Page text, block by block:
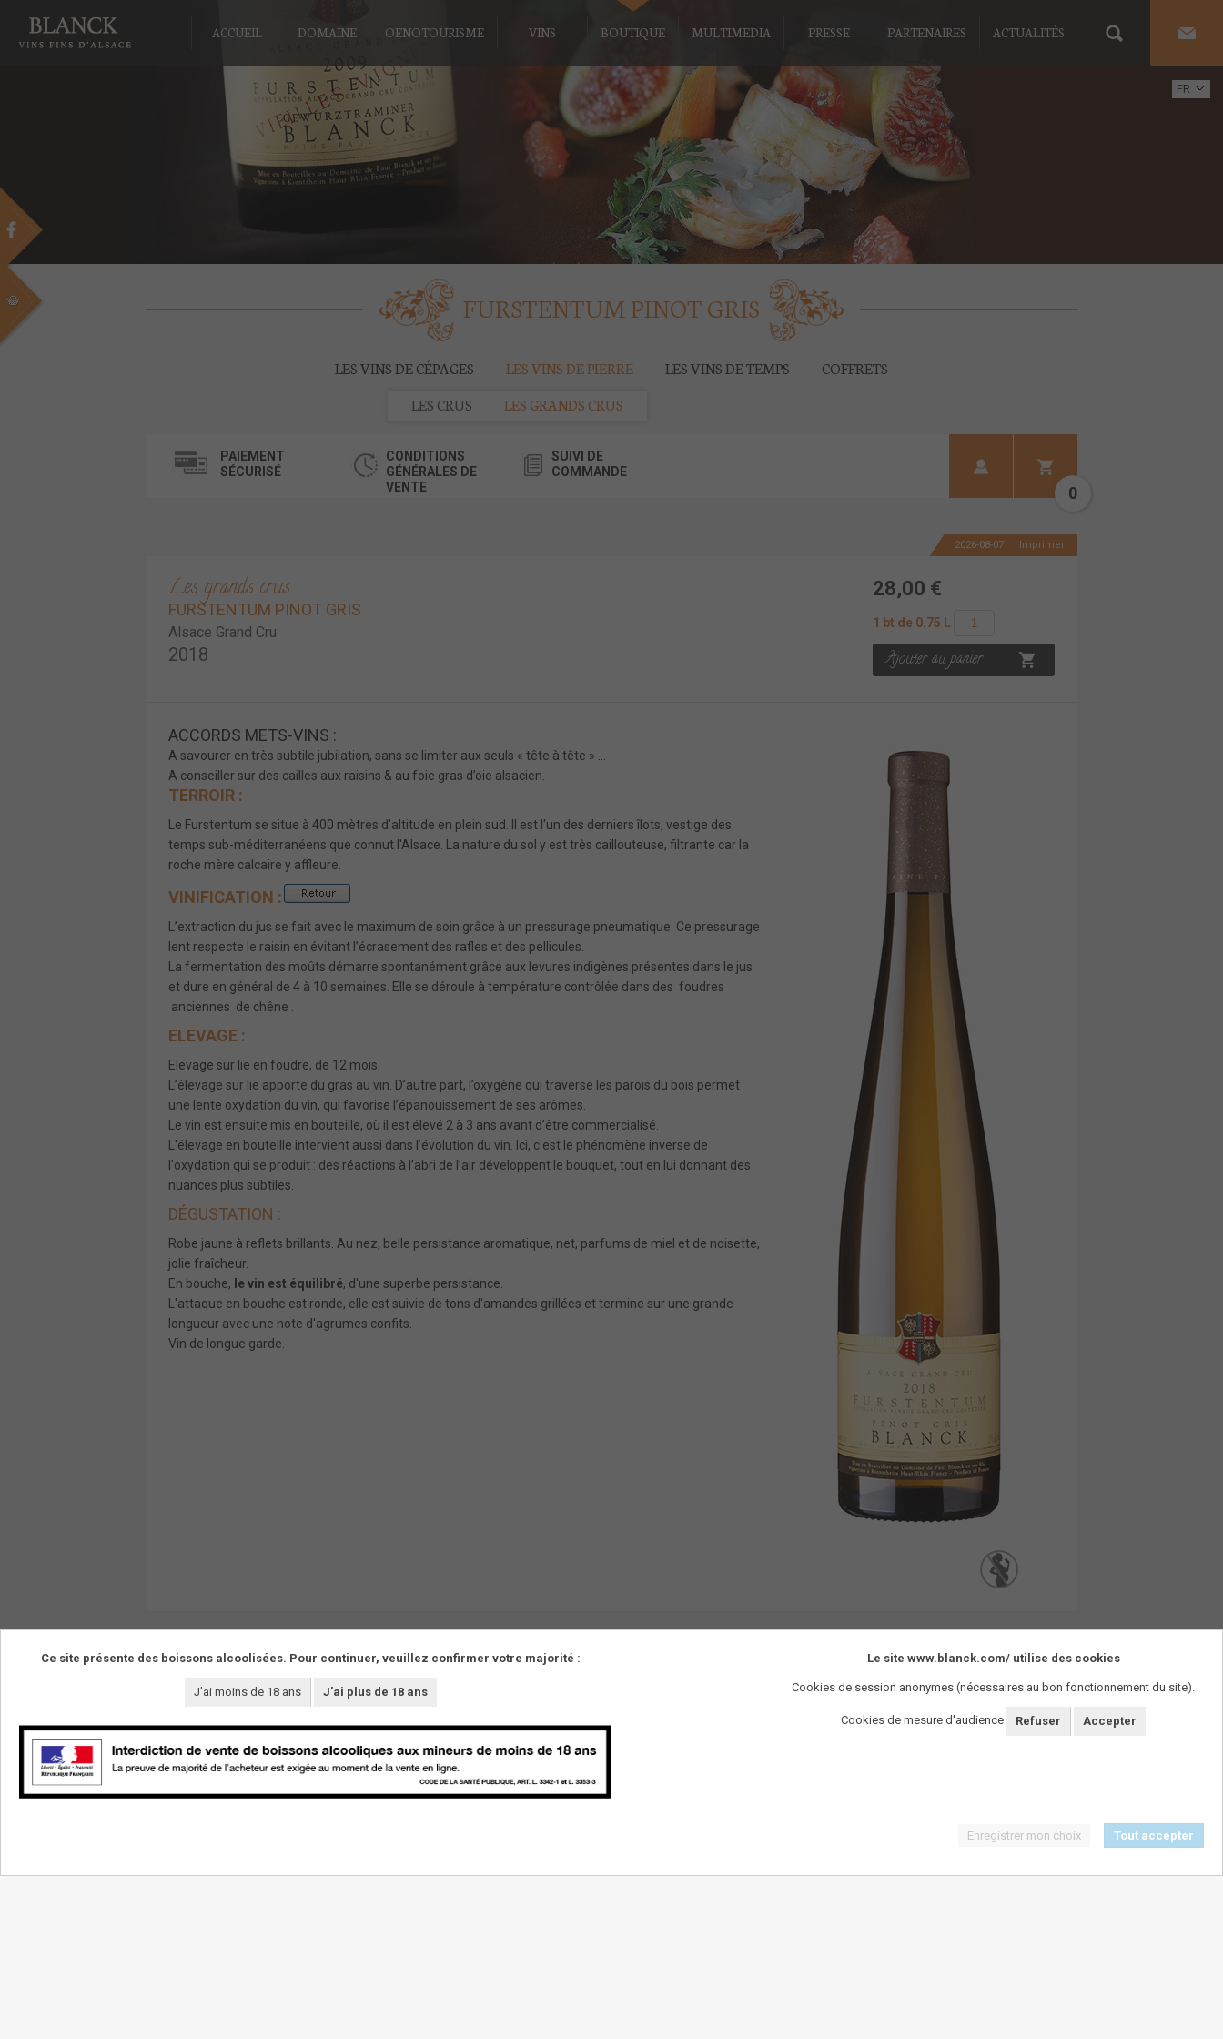
ACCUEIL DOMAINE OENOTOURISME VINS BOUTIQUE MULTIMEDIA PRESSE PARTENAIRES ACTUALITÉS
FR
FURSTENTUM PINOT GRIS
LES VINS DE CÉPAGES
LES VINS DE PIERRE
LES CRUS
LES GRANDS CRUS
LES VINS DE TEMPS COFFRETS
PAIEMENT
SÉCURISÉ
CONDITIONS
GÉNÉRALES DE
VENTE
SUIVI DE
COMMANDE
0
2026-08-07 Imprimer
Les grands crus
FURSTENTUM PINOT GRIS
Alsace Grand Cru
2018
28,00 €
1 bt de 0.75 L
ACCORDS METS-VINS :
A savourer en très subtile jubilation, sans se limiter aux seuls « tête à tête » …
A conseiller sur des cailles aux raisins & au foie gras d’oie alsacien.
TERROIR :
Le Furstentum se situe à 400 mètres d'altitude en plein sud. Il est l'un des derniers îlots, vestige des
temps sub-méditerranéens que connut l'Alsace. La nature du sol y est très caillouteuse, filtrante car la
roche mère calcaire y affleure.
VINIFICATION :
L’extraction du jus se fait avec le maximum de soin grâce à un pressurage pneumatique. Ce pressurage
lent respecte le raisin en évitant l’écrasement des rafles et des pellicules.
La fermentation des moûts démarre spontanément grâce aux levures indigènes présentes dans le jus
et dure en général de 4 à 10 semaines. Elle se déroule à température contrôlée dans des foudres
anciennes de chêne .
ELEVAGE :
Elevage sur lie en foudre, de 12 mois.
L’élevage sur lie apporte du gras au vin. D’autre part, l’oxygène qui traverse les parois du bois permet
une lente oxydation du vin, qui favorise l’épanouissement de ses arômes.
Le vin est ensuite mis en bouteille, où il est élevé 2 à 3 ans avant d’être commercialisé.
L'élevage en bouteille intervient aussi dans l’évolution du vin. Ici, c'est le phénomène inverse de
l'oxydation qui se produit : des réactions à l’abri de l’air développent le bouquet, tout en lui donnant des
nuances plus subtiles.
DÉGUSTATION :
Robe jaune à reflets brillants. Au nez, belle persistance aromatique, net, parfums de miel et de noisette,
jolie fraîcheur.
En bouche, le vin est équilibré, d'une superbe persistance.
L'attaque en bouche est ronde, elle est suivie de tons d'amandes grillées et termine sur une grande
longueur avec une note d'agrumes confits.
Vin de longue garde.
Ce site présente des boissons alcoolisées. Pour continuer, veuillez confirmer votre majorité :
J'ai moins de 18 ans J'ai plus de 18 ans
Le site www.blanck.com/ utilise des cookies
Cookies de session anonymes (nécessaires au bon fonctionnement du site).
Cookies de mesure d'audience Refuser Accepter
Enregistrer mon choix Tout accepter